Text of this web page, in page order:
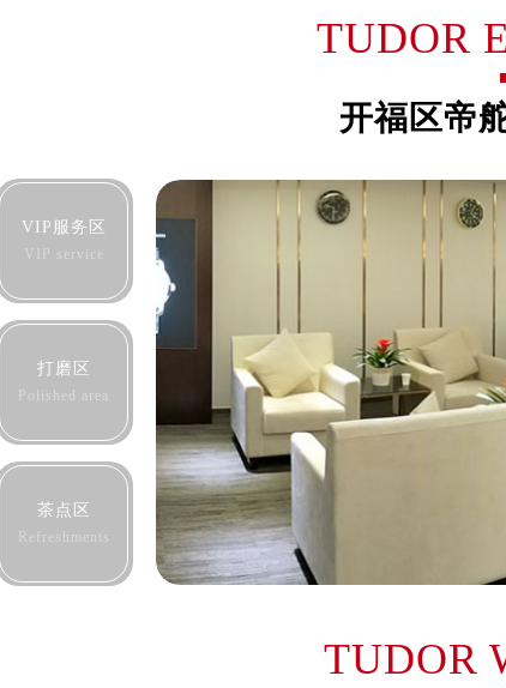
肥市蜀山区潜山路111号万象城华润大厦B座12楼03室（需
州市丰泽区宝洲路729号浦西万达中心写字楼A座7楼709室
岛市南区山东路6号华润大厦B座22层04室（需提前预约）
春市朝阳区西安大路727号中银大厦A座(旺进大厦)18层09
阳市南明区都司高架桥路33号亨特国际金融中心14楼14D（
明市盘龙区北京路928号同德昆明广场写字楼10层06室（需
庄市长安区中山东路39号勒泰中心写字楼B座13层07室（
安市碑林区南关正街88号华侨城长安国际中心E座6楼10室
口市龙华区金贸东路5号海口华润大厦B座17层1707室（需
山市路南区新华东道100号万达广场写字楼A座10层1002室
州市椒江区东海大道1800号腾达中心东1幢20楼2002室（
蒙古自治区呼和浩特市玉泉区大学西街70号华润万象城写
省兰州市七里河区西津西路16号兰州中心写字楼21层
庆市解放碑渝中区民权路28号英利国际金融中心写字楼20
龙江省大庆市萨尔图区会战大街帝舵售后服务中心（需提前
龙江省鹤岗市向阳区红军路帝舵售后服务中心（需提前预约
龙江省鸡西市鸡冠区红军路帝舵售后服务中心（需提前预约
TUDOR
开福区帝
VIP服务区
VIP service
打磨区
Polished area
茶点区
Refreshments
TUDOR